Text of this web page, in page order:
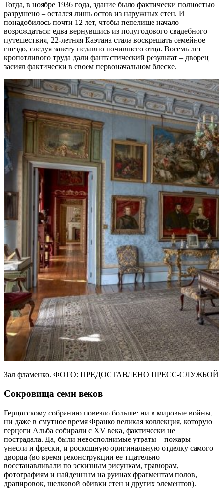
Тогда, в ноябре 1936 года, здание было фактически полностью
разрушено – остался лишь остов из наружных стен. И
понадобилось почти 12 лет, чтобы пепелище начало
возрождаться: едва вернувшись из полугодового свадебного
путешествия, 22-летняя Каэтана стала воскрешать семейное
гнездо, следуя завету недавно почившего отца. Восемь лет
кропотливого труда дали фантастический результат – дворец
засиял фактически в своем первоначальном блеске.
Зал фламенко. ФОТО: ПРЕДОСТАВЛЕНО ПРЕСС-СЛУЖБОЙ
Сокровища семи веков
Герцогскому собранию повезло больше: ни в мировые войны,
ни даже в смутное время Франко великая коллекция, которую
герцоги Альба собирали с XV века, фактически не
пострадала. Да, были невосполнимые утраты – пожары
унесли и фрески, и роскошную оригинальную отделку самого
дворца (во время реконструкции ее тщательно
восстанавливали по эскизным рисункам, гравюрам,
фотографиям и найденным на руинах фрагментам полов,
драпировок, шелковой обивки стен и других элементов).